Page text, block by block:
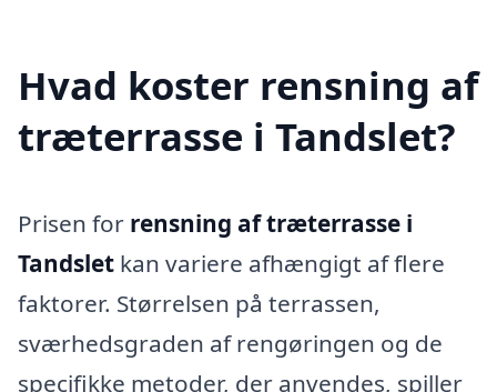
Hvad koster rensning af
træterrasse i Tandslet?
Prisen for rensning af træterrasse i
Tandslet kan variere afhængigt af flere
faktorer. Størrelsen på terrassen,
sværhedsgraden af rengøringen og de
specifikke metoder, der anvendes, spiller